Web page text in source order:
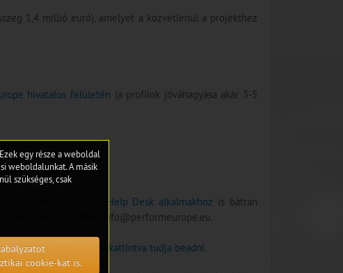
1,4 millió euró), amelyet a közvetlenül a projekthez
hivatalos felületén (a profilok jóváhagyása akár 3-5
szervezett online Help Desk alkalmakhoz is bátran
a lebonyolítókat: info@performeurope.eu.
(Lead Partner) ide kattintva tudja beadni.
egy része a weboldal
weboldalunkat. A másik
szükséges, csak
cookie-kat is.